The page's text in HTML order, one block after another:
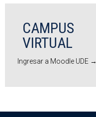
CAMPUS
VIRTUAL
Ingresar a Moodle UDE →